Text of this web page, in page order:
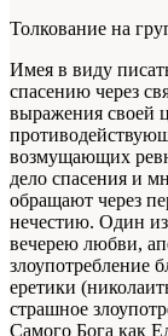
Толкование на
Имея в виду
спасению через
выражения своей
возмущающих
дело спасения и
обращают через
нечестию. Один из
вечерею любви,
злоупотребление
еретики
страшное
Самого Бога как